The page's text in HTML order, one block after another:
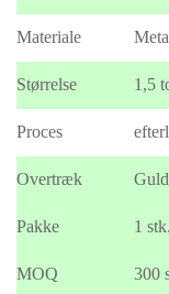
Materiale
Størrelse 1,5
Proces
Overtræk
Pakke 1
MOQ 300